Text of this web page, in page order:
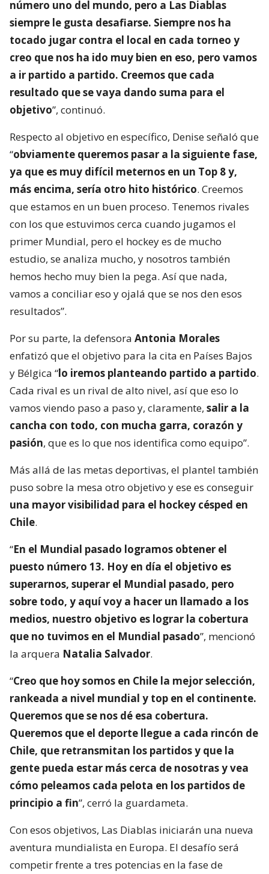
número uno del mundo, pero a Las Diablas
siempre le gusta desafiarse. Siempre nos ha
tocado jugar contra el local en cada torneo y
creo que nos ha ido muy bien en eso, pero vamos
a ir partido a partido. Creemos que cada
resultado que se vaya dando suma para el
objetivo”, continuó.
Respecto al objetivo en específico, Denise señaló que
“obviamente queremos pasar a la siguiente fase,
ya que es muy difícil meternos en un Top 8 y,
más encima, sería otro hito histórico. Creemos
que estamos en un buen proceso. Tenemos rivales
con los que estuvimos cerca cuando jugamos el
primer Mundial, pero el hockey es de mucho
estudio, se analiza mucho, y nosotros también
hemos hecho muy bien la pega. Así que nada,
vamos a conciliar eso y ojalá que se nos den esos
resultados”.
Por su parte, la defensora Antonia Morales
enfatizó que el objetivo para la cita en Países Bajos
y Bélgica “lo iremos planteando partido a partido.
Cada rival es un rival de alto nivel, así que eso lo
vamos viendo paso a paso y, claramente, salir a la
cancha con todo, con mucha garra, corazón y
pasión, que es lo que nos identifica como equipo”.
Más allá de las metas deportivas, el plantel también
puso sobre la mesa otro objetivo y ese es conseguir
una mayor visibilidad para el hockey césped en
Chile.
“En el Mundial pasado logramos obtener el
puesto número 13. Hoy en día el objetivo es
superarnos, superar el Mundial pasado, pero
sobre todo, y aquí voy a hacer un llamado a los
medios, nuestro objetivo es lograr la cobertura
que no tuvimos en el Mundial pasado”, mencionó
la arquera Natalia Salvador.
“Creo que hoy somos en Chile la mejor selección,
rankeada a nivel mundial y top en el continente.
Queremos que se nos dé esa cobertura.
Queremos que el deporte llegue a cada rincón de
Chile, que retransmitan los partidos y que la
gente pueda estar más cerca de nosotras y vea
cómo peleamos cada pelota en los partidos de
principio a fin”, cerró la guardameta.
Con esos objetivos, Las Diablas iniciarán una nueva
aventura mundialista en Europa. El desafío será
competir frente a tres potencias en la fase de